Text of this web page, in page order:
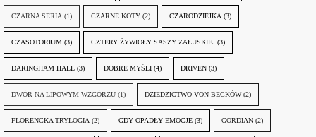
CZARNA SERIA (1) CZARNE KOTY (2) CZARODZIEJKA (3)
CZASOTORIUM (3) CZTERY ŻYWIOŁY SASZY ZAŁUSKIEJ (3)
DARINGHAM HALL (3) DOBRE MYŚLI (4) DRIVEN (3)
DWÓR NA LIPOWYM WZGÓRZU (1) DZIEDZICTWO VON BECKÓW (2)
FLORENCKA TRYLOGIA (2) GDY OPADŁY EMOCJE (3) GORDIAN (2)